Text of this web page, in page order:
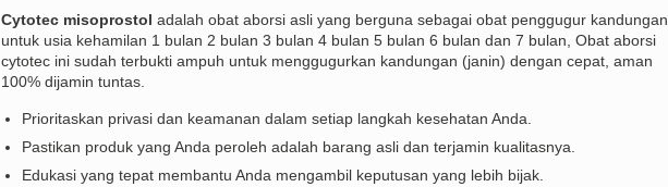
Cytotec misoprostol adalah obat aborsi asli yang berguna sebagai obat penggugur kandungan
untuk usia kehamilan 1 bulan 2 bulan 3 bulan 4 bulan 5 bulan 6 bulan dan 7 bulan, Obat aborsi
cytotec ini sudah terbukti ampuh untuk menggugurkan kandungan (janin) dengan cepat, aman
100% dijamin tuntas.
Prioritaskan privasi dan keamanan dalam setiap langkah kesehatan Anda.
Pastikan produk yang Anda peroleh adalah barang asli dan terjamin kualitasnya.
Edukasi yang tepat membantu Anda mengambil keputusan yang lebih bijak.